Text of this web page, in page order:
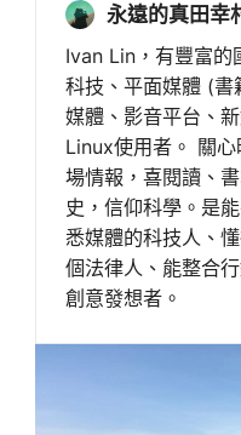
永遠的真田幸
Ivan Lin，有豐富的
科技、平面媒體 (書
媒體、影音平台、
Linux使用者。 關
場情報，喜閱讀、
史，信仰科學。是
悉媒體的科技人、
個法律人、能整合
創意發想者。